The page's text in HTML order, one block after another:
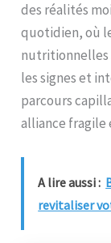
des réalités
quotidien, où
nutritionnelles
les signes et
parcours
alliance
A lire aussi :
revitaliser